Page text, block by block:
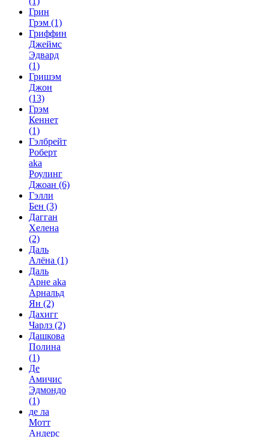
Грин
Грэм (1)
Гриффин
Джеймс
Эдвард
(1)
Гришэм
Джон
(13)
Грэм
Кеннет
(1)
Гэлбрейт
Роберт
aka
Роулинг
Джоан (6)
Гэлли
Бен (3)
Дагган
Хелена
(2)
Даль
Алёна (1)
Даль
Арне aka
Арнальд
Ян (2)
Дахигг
Чарлз (2)
Дашкова
Полина
(1)
Де
Амичис
Эдмондо
(1)
де ла
Мотт
Андерс